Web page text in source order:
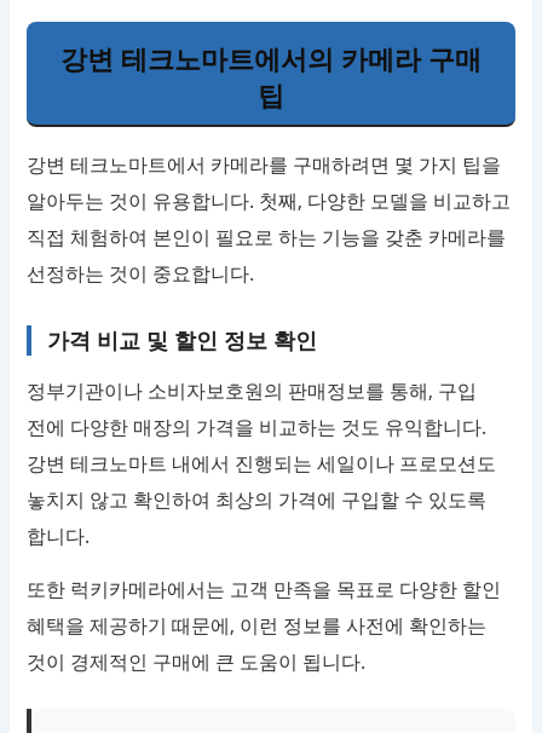
강변 테크노마트에서의 카메라 구매
팁
강변 테크노마트에서 카메라를 구매하려면 몇 가지 팁을
알아두는 것이 유용합니다. 첫째, 다양한 모델을 비교하고
직접 체험하여 본인이 필요로 하는 기능을 갖춘 카메라를
선정하는 것이 중요합니다.
가격 비교 및 할인 정보 확인
정부기관이나 소비자보호원의 판매정보를 통해, 구입
전에 다양한 매장의 가격을 비교하는 것도 유익합니다.
강변 테크노마트 내에서 진행되는 세일이나 프로모션도
놓치지 않고 확인하여 최상의 가격에 구입할 수 있도록
합니다.
또한 럭키카메라에서는 고객 만족을 목표로 다양한 할인
혜택을 제공하기 때문에, 이런 정보를 사전에 확인하는
것이 경제적인 구매에 큰 도움이 됩니다.